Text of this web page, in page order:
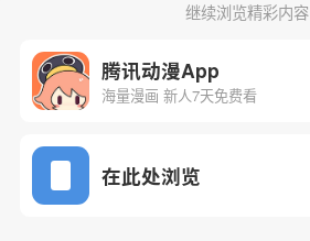
继续浏览精彩内容
腾讯动漫App
海量漫画 新人7天免费看
在此处浏览